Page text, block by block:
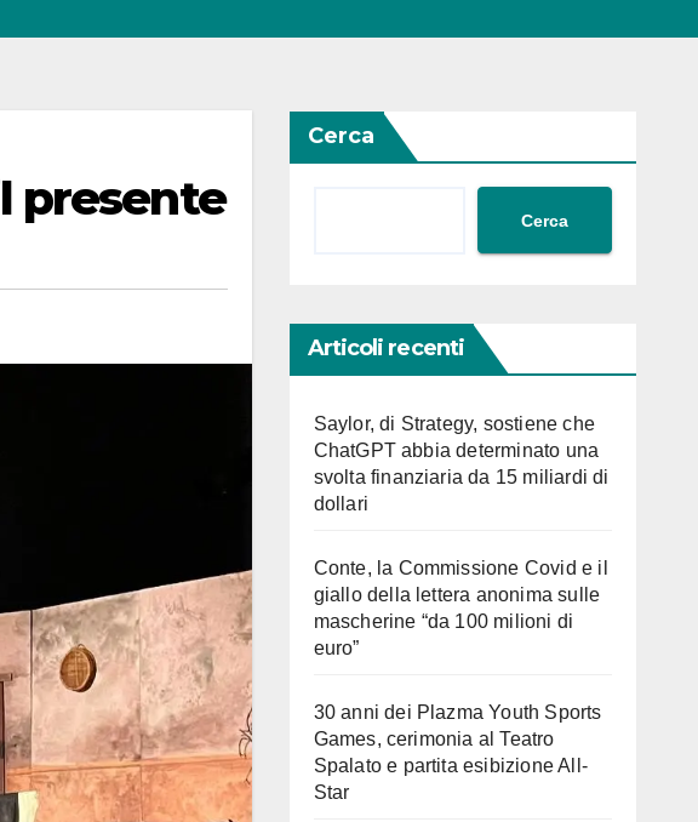
presente
Cerca
Cerca
Articoli recenti
Saylor, di Strategy, sostiene che
ChatGPT abbia determinato una
svolta finanziaria da 15 miliardi di
dollari
Conte, la Commissione Covid e il
giallo della lettera anonima sulle
mascherine “da 100 milioni di
euro”
30 anni dei Plazma Youth Sports
Games, cerimonia al Teatro
Spalato e partita esibizione All-
Star